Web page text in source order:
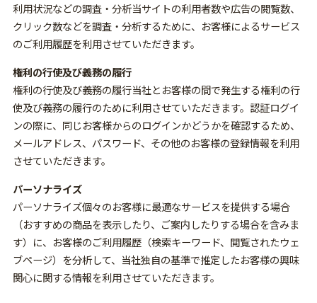
利用状況などの調査・分析当サイトの利用者数や広告の閲覧数、
クリック数などを調査・分析するために、お客様によるサービス
のご利用履歴を利用させていただきます。
権利の行使及び義務の履行
権利の行使及び義務の履行当社とお客様の間で発生する権利の行
使及び義務の履行のために利用させていただきます。認証ログイ
ンの際に、同じお客様からのログインかどうかを確認するため、
メールアドレス、パスワード、その他のお客様の登録情報を利用
させていただきます。
パーソナライズ
パーソナライズ個々のお客様に最適なサービスを提供する場合
（おすすめの商品を表示したり、ご案内したりする場合を含みま
す）に、お客様のご利用履歴（検索キーワード、閲覧されたウェ
ブページ）を分析して、当社独自の基準で推定したお客様の興味
関心に関する情報を利用させていただきます。